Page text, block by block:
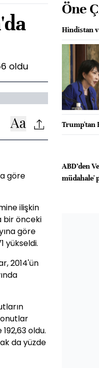
oldu
göre
ilişkin
bir önceki
göre
yükseldi.
2014'ün
oldu.
da yüzde
Öne
Hindistan
Trump'tan
ABD’den
müdahale'